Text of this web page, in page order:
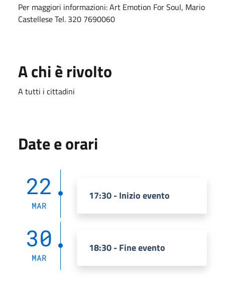
Per maggiori informazioni: Art Emotion For Soul, Mario
Castellese Tel. 320 7690060
A chi è rivolto
A tutti i cittadini
Date e orari
22
MAR
17:30 - Inizio evento
30
MAR
18:30 - Fine evento